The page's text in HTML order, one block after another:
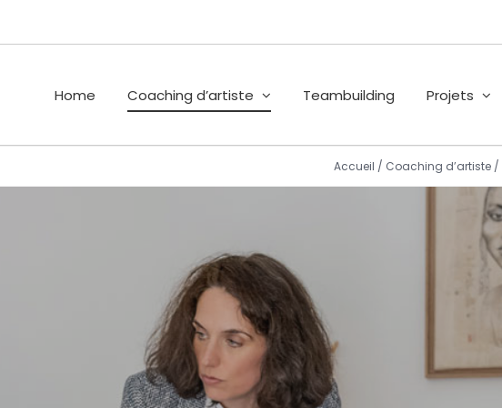
Home Coaching d’artiste Teambuilding Projets
Accueil / Coaching d’artiste /